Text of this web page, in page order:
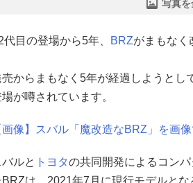
写真を
代目の登場から5年、 BRZがまもなく
売からまもなく5年が経過しようとし
が噂されています。
画像】スバル「魔改造なBRZ」を画像
バルと トヨタの共同開発によるコン
BRZは、2021年7月に現行モデルとな